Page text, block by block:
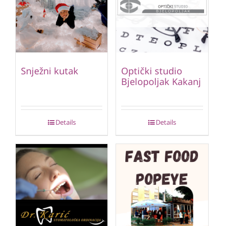
Snježni kutak
Details
Optički studio
Bjelopoljak Kakanj
Details